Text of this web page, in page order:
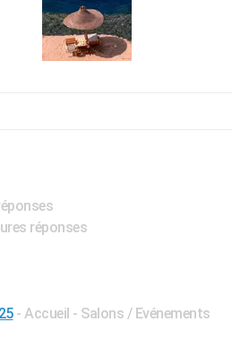
réponses
- Accueil - Salons / Evénements